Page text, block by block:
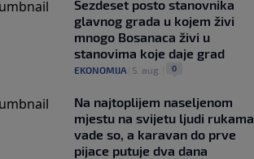
Šezdeset posto stanovnika
glavnog grada u kojem živi
mnogo Bosanaca živi u
stanovima koje daje grad
EKONOMIJA 5. aug. 0
Na najtoplijem naseljenom
mjestu na svijetu ljudi rukama
vade so, a karavan do prve
pijace putuje dva dana